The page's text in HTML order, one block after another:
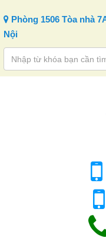
Phòng 1506 Tòa nhà
Nội